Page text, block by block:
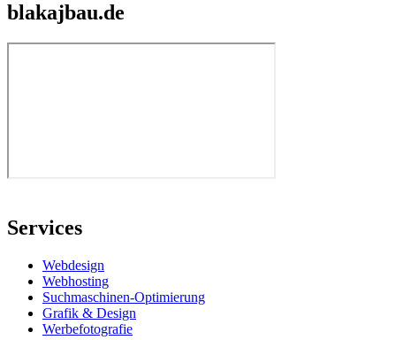
blakajbau.de
Services
Webdesign
Webhosting
Suchmaschinen-Optimierung
Grafik & Design
Werbefotografie